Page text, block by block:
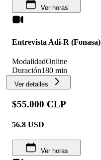
Ver horas
Entrevista Adi-R (Fonasa)
ModalidadOnline
Duración180 min
Ver detalles
$55.000 CLP
56.8 USD
Ver horas